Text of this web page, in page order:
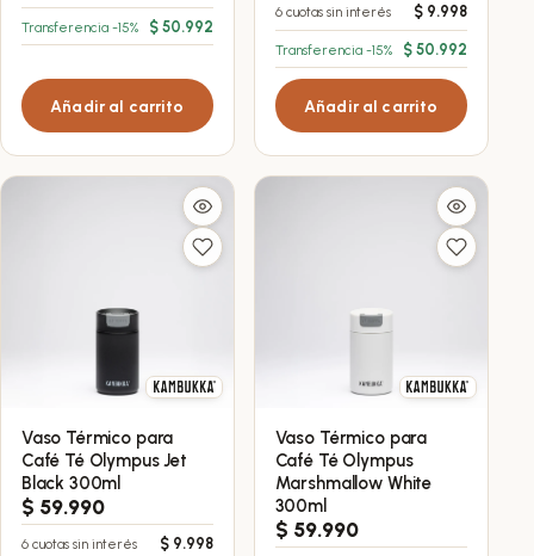
Transferencia -15% $ 50.992
Añadir al carrito
6 cuotas sin interés $9.998
Transferencia -15% $50.992
Añadir al carrito
Vaso Térmico para
Café Té Olympus Jet
Black 300ml
$ 59.990
6 cuotas sin interés $ 9.998
Vaso Térmico para
Café Té Olympus
Marshmallow White
300ml
$ 59.990